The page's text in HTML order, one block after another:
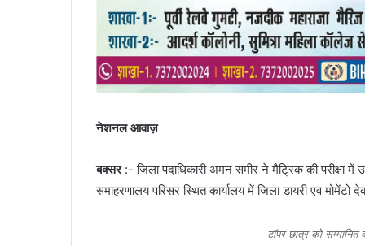
नेशनल आवाज़
बक्सर:- जिला पदाधिकारी अमन समीर ने मैट्रिक की परीक्षा में
समाहरणालय परिसर स्थित कार्यालय में जिला डायरी एव मोमेंटो
टॉपर छात्र को